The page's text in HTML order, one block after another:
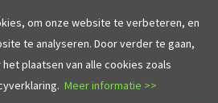
om onze website te verbeteren, en
te analyseren. Door verder te gaan,
plaatsen van alle cookies zoals
Meer informatie >>